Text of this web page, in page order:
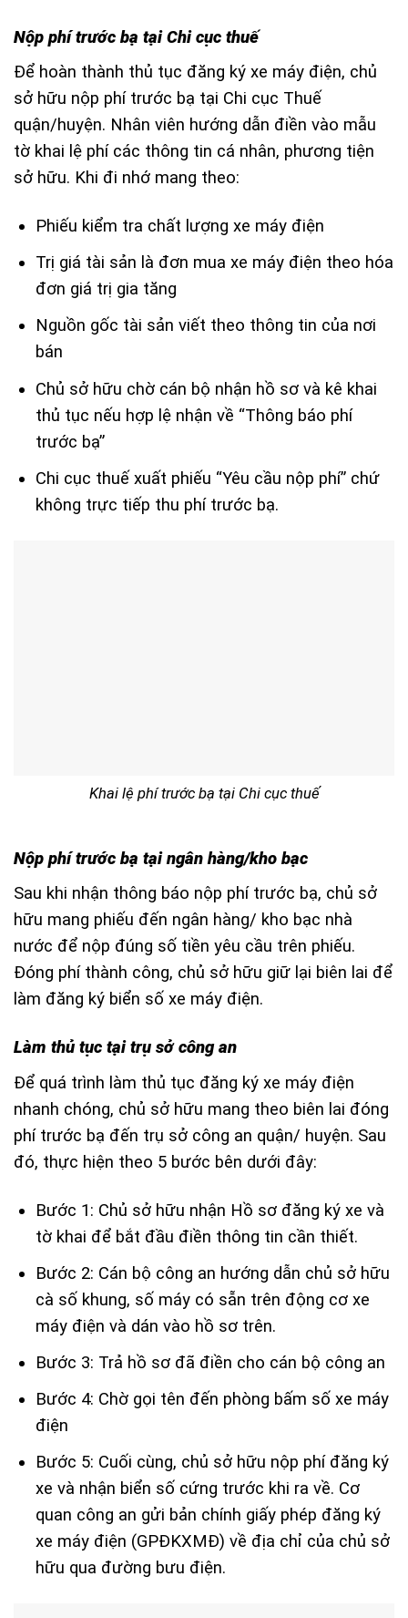
Nộp phí trước bạ tại Chi cục thuế
Để hoàn thành thủ tục đăng ký xe máy điện, chủ
sở hữu nộp phí trước bạ tại Chi cục Thuế
quận/huyện. Nhân viên hướng dẫn điền vào mẫu
tờ khai lệ phí các thông tin cá nhân, phương tiện
sở hữu. Khi đi nhớ mang theo:
Phiếu kiểm tra chất lượng xe máy điện
Trị giá tài sản là đơn mua xe máy điện theo hóa
đơn giá trị gia tăng
Nguồn gốc tài sản viết theo thông tin của nơi
bán
Chủ sở hữu chờ cán bộ nhận hồ sơ và kê khai
thủ tục nếu hợp lệ nhận về “Thông báo phí
trước bạ”
Chi cục thuế xuất phiếu “Yêu cầu nộp phí” chứ
không trực tiếp thu phí trước bạ.
Khai lệ phí trước bạ tại Chi cục thuế
Nộp phí trước bạ tại ngân hàng/kho bạc
Sau khi nhận thông báo nộp phí trước bạ, chủ sở
hữu mang phiếu đến ngân hàng/ kho bạc nhà
nước để nộp đúng số tiền yêu cầu trên phiếu.
Đóng phí thành công, chủ sở hữu giữ lại biên lai để
làm đăng ký biển số xe máy điện.
Làm thủ tục tại trụ sở công an
Để quá trình làm thủ tục đăng ký xe máy điện
nhanh chóng, chủ sở hữu mang theo biên lai đóng
phí trước bạ đến trụ sở công an quận/ huyện. Sau
đó, thực hiện theo 5 bước bên dưới đây:
Bước 1: Chủ sở hữu nhận Hồ sơ đăng ký xe và
tờ khai để bắt đầu điền thông tin cần thiết.
Bước 2: Cán bộ công an hướng dẫn chủ sở hữu
cà số khung, số máy có sẵn trên động cơ xe
máy điện và dán vào hồ sơ trên.
Bước 3: Trả hồ sơ đã điền cho cán bộ công an
Bước 4: Chờ gọi tên đến phòng bấm số xe máy
điện
Bước 5: Cuối cùng, chủ sở hữu nộp phí đăng ký
xe và nhận biển số cứng trước khi ra về. Cơ
quan công an gửi bản chính giấy phép đăng ký
xe máy điện (GPĐKXMĐ) về địa chỉ của chủ sở
hữu qua đường bưu điện.